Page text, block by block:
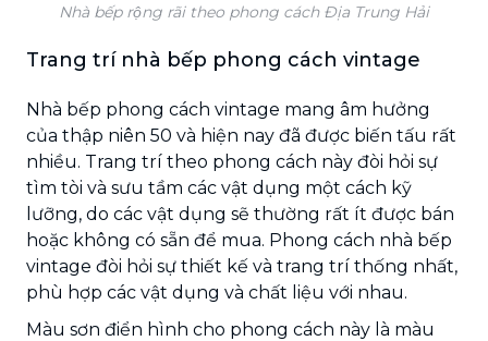
Nhà bếp rộng rãi theo phong cách Địa Trung Hải
Trang trí nhà bếp phong cách vintage
Nhà bếp phong cách vintage mang âm hưởng
của thập niên 50 và hiện nay đã được biến tấu rất
nhiều. Trang trí theo phong cách này đòi hỏi sự
tìm tòi và sưu tầm các vật dụng một cách kỹ
lưỡng, do các vật dụng sẽ thường rất ít được bán
hoặc không có sẵn để mua. Phong cách nhà bếp
vintage đòi hỏi sự thiết kế và trang trí thống nhất,
phù hợp các vật dụng và chất liệu với nhau.
Màu sơn điển hình cho phong cách này là màu